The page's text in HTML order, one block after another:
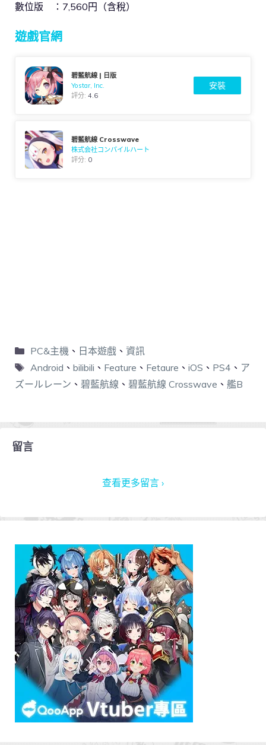
數位版 ：7,560円（含稅）
遊戲官網
碧藍航線 | 日版
Yostar, Inc.
評分:4.6
安裝
碧藍航線 Crosswave
株式会社コンパイルハート
評分: 0
PC&主機、 日本遊戲、 資訊
Android 、 bilibili 、 Feature 、 Fetaure 、 iOS 、 PS4 、 ア
ズールレーン 、 碧藍航線 、 碧藍航線 Crosswave 、 艦B
留言
查看更多留言 ›